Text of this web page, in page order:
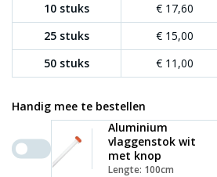
10 stuks
25 stuks
50 stuks
€ 17,60
€ 15,00
€ 11,00
Handig mee te bestellen
Aluminium
vlaggenstok wit
met knop
Lengte: 100cm